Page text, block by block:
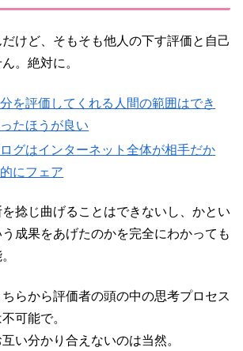
けど、そもそも他人の下す評価と自己
。絶対に。
を評価してくれる人間の範囲はでき
たほうが良い
グはインターネット全体が相手だか
にフェア
捻じ曲げることはできないし、かとい
成果をあげたのかを完全にわかっても
らから評価者の頭の中の思考プロセス
可能で。
い分かり合えないのは当然。